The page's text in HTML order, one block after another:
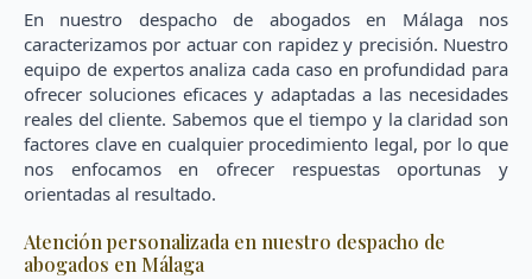
En nuestro despacho de abogados en Málaga nos
caracterizamos por actuar con rapidez y precisión. Nuestro
equipo de expertos analiza cada caso en profundidad para
ofrecer soluciones eficaces y adaptadas a las necesidades
reales del cliente. Sabemos que el tiempo y la claridad son
factores clave en cualquier procedimiento legal, por lo que
nos enfocamos en ofrecer respuestas oportunas y
orientadas al resultado.
Atención personalizada en nuestro despacho de
abogados en Málaga